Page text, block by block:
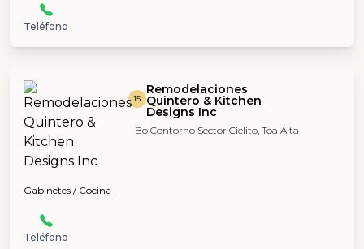
Teléfono
15
Remodelaciones
Quintero & Kitchen
Designs Inc
Bo Contorno Sector Cielito, Toa Alta
Gabinetes / Cocina
Teléfono